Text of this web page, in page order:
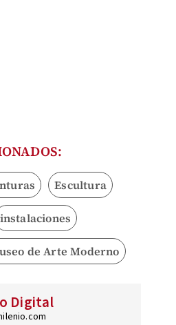
Escultura
instalaciones
de Arte Moderno
Digital